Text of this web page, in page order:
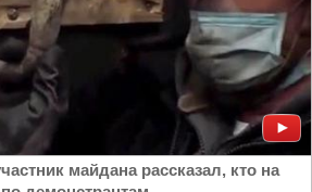
майдана рассказал, кто на